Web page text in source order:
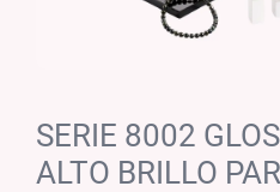
SERIE 8002
ALTO BRILLO